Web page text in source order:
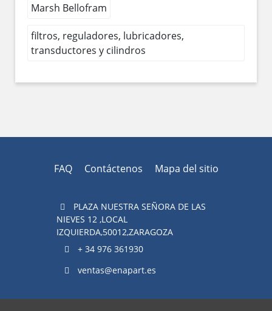
Marsh Bellofram
filtros, reguladores, lubricadores,
transductores y cilindros
FAQ Contáctenos Mapa del sitio
PLAZA NUESTRA SEÑORA DE LAS
NIEVES 12 ,LOCAL
IZQUIERDA,50012,ZARAGOZA
+ 34 976 361930
ventas@enapart.es